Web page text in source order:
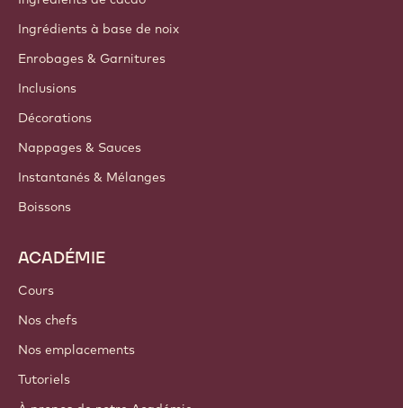
Ingrédients à base de noix
Enrobages & Garnitures
Inclusions
Décorations
Nappages & Sauces
Instantanés & Mélanges
Boissons
ACADÉMIE
Cours
Nos chefs
Nos emplacements
Tutoriels